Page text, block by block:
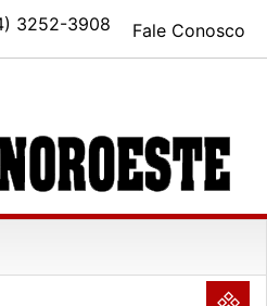
Fale Conosco
3252-3908
NULL